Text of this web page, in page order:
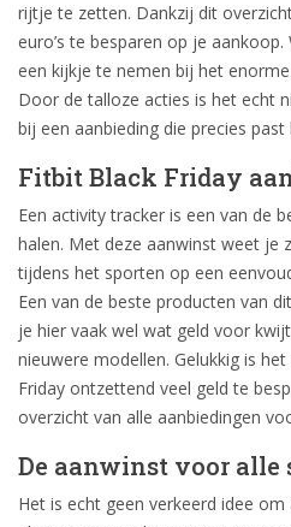
rijtje te zetten. Dankzij dit
euro’s te besparen op je
een kijkje te nemen bij het
Door de talloze acties is het echt
bij een aanbieding die precies
Fitbit Black Friday
Een activity tracker is een van de
halen. Met deze aanwinst weet je
tijdens het sporten op een
Een van de beste producten van
je hier vaak wel wat geld voor
nieuwere modellen. Gelukkig is
Friday ontzettend veel geld te
overzicht van alle aanbiedingen
De aanwinst voor alle
Het is echt geen verkeerd idee